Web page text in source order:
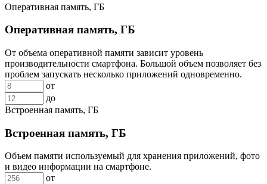
Оперативная память, ГБ
Оперативная память, ГБ
От объема оперативной памяти зависит уровень
производительности смартфона. Большой объем позволяет без
проблем запускать несколько приложений одновременно.
от
до
Встроенная память, ГБ
Встроенная память, ГБ
Объем памяти используемый для хранения приложений, фото
и видео информации на смартфоне.
от